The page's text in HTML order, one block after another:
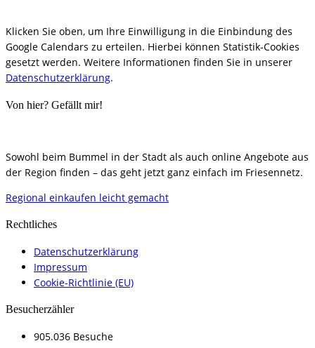
Klicken Sie oben, um Ihre Einwilligung in die Einbindung des
Google Calendars zu erteilen. Hierbei können Statistik-Cookies
gesetzt werden. Weitere Informationen finden Sie in unserer
Datenschutzerklärung.
Von hier? Gefällt mir!
Sowohl beim Bummel in der Stadt als auch online Angebote aus
der Region finden – das geht jetzt ganz einfach im Friesennetz.
Regional einkaufen leicht gemacht
Rechtliches
Datenschutzerklärung
Impressum
Cookie-Richtlinie (EU)
Besucherzähler
905.036 Besuche